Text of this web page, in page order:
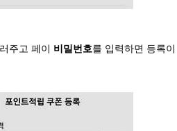
주고 페이 비밀번호를 입력하면 등록이